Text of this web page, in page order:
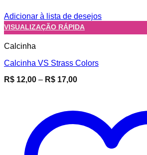
Adicionar à lista de desejos
VISUALIZAÇÃO RÁPIDA
Calcinha
Calcinha VS Strass Colors
R$ 12,00 – R$ 17,00Faixa
através
R$ 17,00